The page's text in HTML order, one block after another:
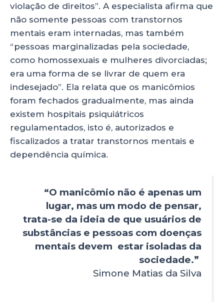
violação de direitos”. A especialista afirma que
não somente pessoas com transtornos
mentais eram internadas, mas também
“pessoas marginalizadas pela sociedade,
como homossexuais e mulheres divorciadas;
era uma forma de se livrar de quem era
indesejado”. Ela relata que os manicômios
foram fechados gradualmente, mas ainda
existem hospitais psiquiátricos
regulamentados, isto é, autorizados e
fiscalizados a tratar transtornos mentais e
dependência química.
“O manicômio não é apenas um
lugar, mas um modo de pensar,
trata-se da ideia de que usuários de
substâncias e pessoas com doenças
mentais devem estar isoladas da
sociedade.”
Simone Matias da Silva